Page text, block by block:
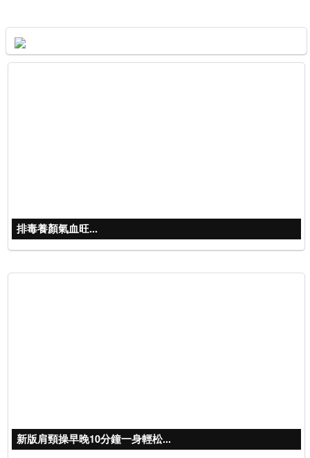
排毒養顏氣血旺...
新版肩頸操早晚10分鐘一身輕松...